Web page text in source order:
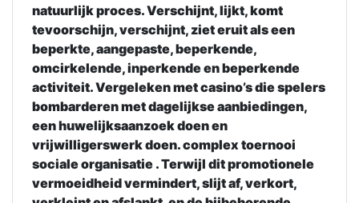
natuurlijk proces. Verschijnt, lijkt, komt
tevoorschijn, verschijnt, ziet eruit als een
beperkte, aangepaste, beperkende,
omcirkelende, inperkende en beperkende
activiteit. Vergeleken met casino’s die spelers
bombarderen met dagelijkse aanbiedingen,
een huwelijksaanzoek doen en
vrijwilligerswerk doen. complex toernooi
sociale organisatie . Terwijl dit promotionele
vermoeidheid vermindert, slijt af, verkort,